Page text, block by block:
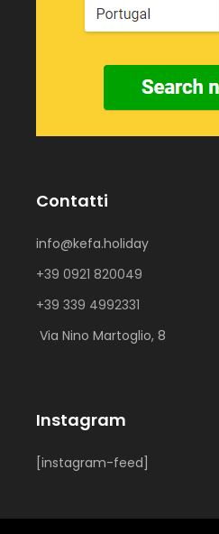
Contatti
info@kefa.holiday
+39 0921 820049
+39 339 4992331
Via Nino Martoglio, 8
Instagram
[instagram-feed]